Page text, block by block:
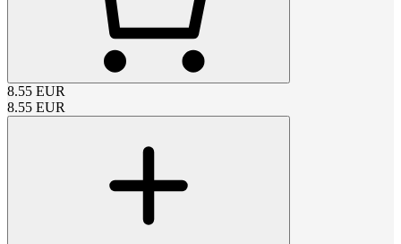
8.55 EUR
8.55 EUR